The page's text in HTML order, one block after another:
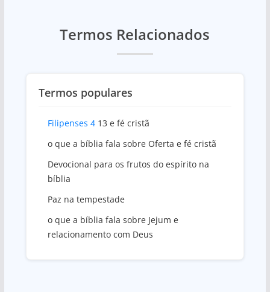
Termos Relacionados
Termos populares
Filipenses 413 e fé cristã
o que a bíblia fala sobre Oferta e fé cristã
Devocional para os frutos do espírito na
bíblia
Paz na tempestade
o que a bíblia fala sobre Jejum e
relacionamento com Deus